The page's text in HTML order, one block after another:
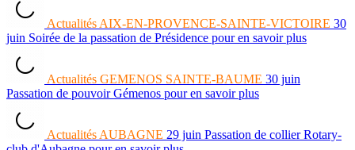
Actualités AIX-EN-PROVENCE-SAINTE-VICTOIRE 30
juin Soirée de la passation de Présidence pour en savoir plus
Actualités GEMENOS SAINTE-BAUME 30 juin
Passation de pouvoir Gémenos pour en savoir plus
Actualités AUBAGNE 29 juin Passation de collier Rotary-